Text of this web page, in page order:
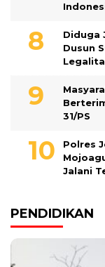
Diduga
Dusun
31/PS
Polres
Jalani
PENDIDIKAN